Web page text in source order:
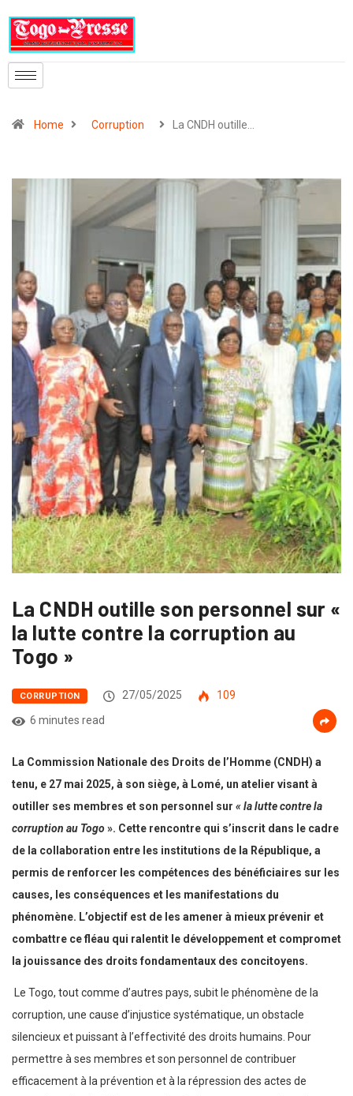
Home Corruption La CNDH outille…
La CNDH outille son personnel sur «
la lutte contre la corruption au
Togo »
CORRUPTION 27/05/2025
109
6 minutes read
La Commission Nationale des Droits de l’Homme (CNDH) a
tenu, e 27 mai 2025, à son siège, à Lomé, un atelier visant à
outiller ses membres et son personnel sur « la lutte contre la
corruption au Togo». Cette rencontre qui s’inscrit dans le cadre
de la collaboration entre les institutions de la République, a
permis de renforcer les compétences des bénéficiaires sur les
causes, les conséquences et les manifestations du
phénomène. L’objectif est de les amener à mieux prévenir et
combattre ce fléau qui ralentit le développement et compromet
la jouissance des droits fondamentaux des concitoyens.
Le Togo, tout comme d’autres pays, subit le phénomène de la
corruption, une cause d’injustice systématique, un obstacle
silencieux et puissant à l’effectivité des droits humains. Pour
permettre à ses membres et son personnel de contribuer
efficacement à la prévention et à la répression des actes de